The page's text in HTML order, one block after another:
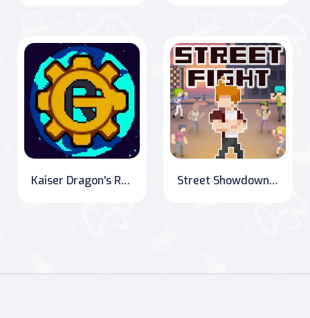
Kaiser Dragon's Reign: The Quest for Relics Street Showdown: The Ultimate Fighter